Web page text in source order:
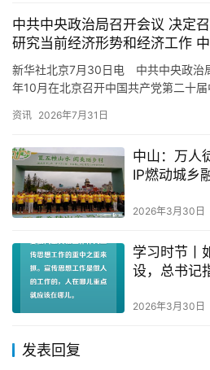
中共中央政治局召开会议 决定
研究当前经济形势和经济工作
持会议
新华社北京7月30日电 中共中央政治
年10月在北京召开中国共产党第二十
资讯 2026年7月31日
中山：万人
IP燃动城乡
2026年3月30日
学习时节丨
设，总书记
2026年3月30日
发表回复